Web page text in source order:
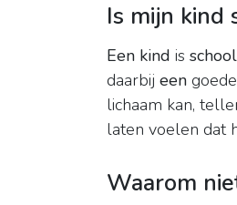
Is mijn kind
Een kind is
daarbij een
lichaam kan,
laten voelen dat
Waarom